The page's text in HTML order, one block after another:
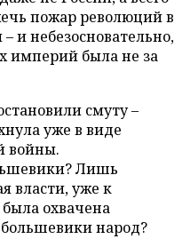
пожар революций в
и небезосновательно,
империй была не за
смуту –
уже в виде
войны.
Лишь
власти, уже к
охвачена
народ?